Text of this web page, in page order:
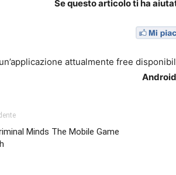
Se questo articolo ti ha
attualmente free
Android
Minds The Mobile Game